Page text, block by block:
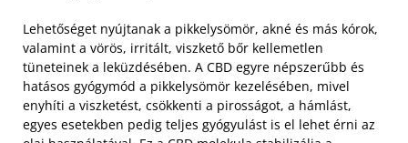
Lehetőséget nyújtanak a pikkelysömör, akné és más kórok,
valamint a vörös, irritált, viszkető bőr kellemetlen
tüneteinek a leküzdésében. A CBD egyre népszerűbb és
hatásos gyógymód a pikkelysömör kezelésében, mivel
enyhíti a viszketést, csökkenti a pirosságot, a hámlást,
egyes esetekben pedig teljes gyógyulást is el lehet érni az